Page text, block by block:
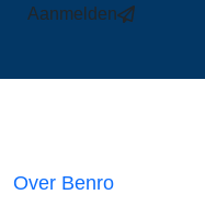
Aanmelden
Over Benro